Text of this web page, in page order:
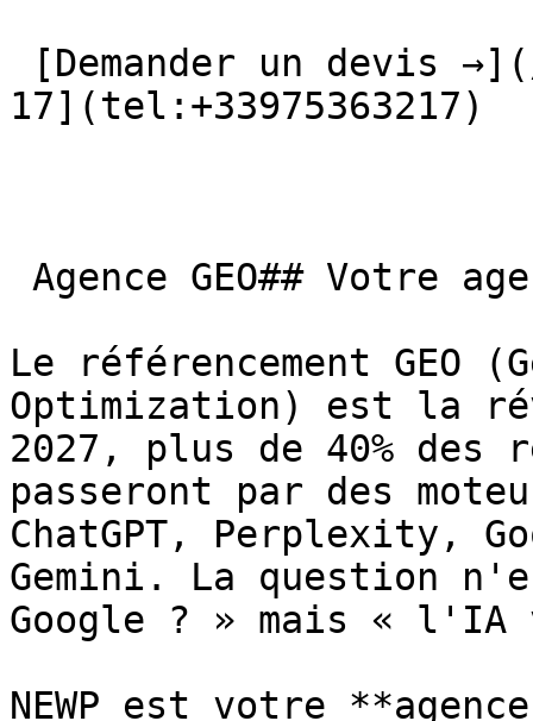
17](tel:+33975363217)
Le référencement GEO
Optimization) est la
2027, plus de 40% des
passeront par des
ChatGPT, Perplexity,
Gemini. La question
Google ? » mais « l'IA
NEWP est votre